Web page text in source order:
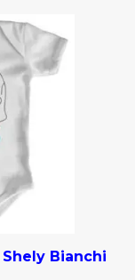
Shely Bianchi